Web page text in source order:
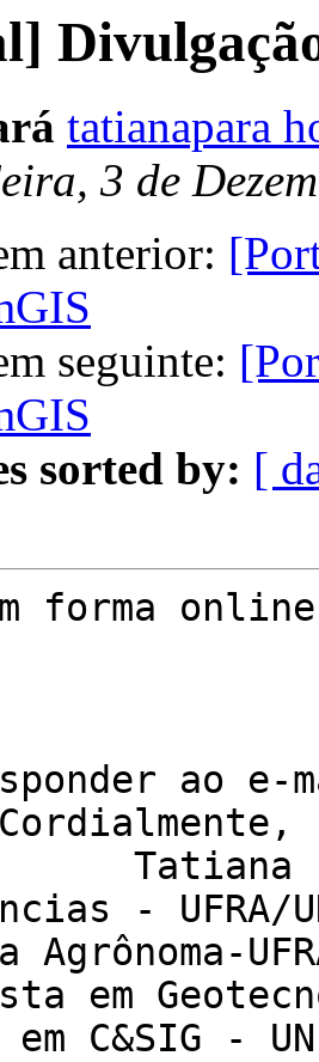
tatianapara
3 de
anterior:
seguinte:
sorted by: [
forma
ao e-
- UFRA/
Agrônoma-
em
C&SIG -